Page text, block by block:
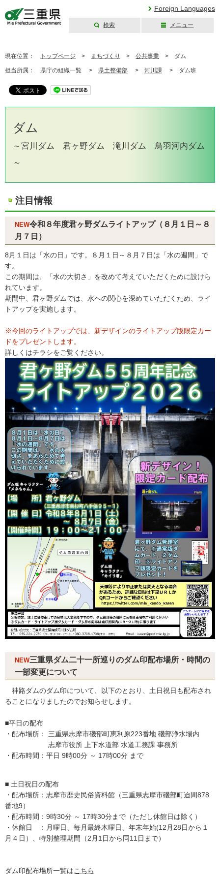
Foreign Languages
検索 メニュー
現在位置： トップページ > まちづくり > 公共事業 > ダム
担当所属： 県庁の組織一覧 > 県土整備部 > 河川課 > ダム班
ダム
～宮川ダム 君ヶ野ダム 滝川ダム 鳥羽河内ダム
～
注目情報
NEW令和８年度君ヶ野ダムライトアップ（８月１日～８
月７日）
8月１日は「水の日」です。８月１日～８月７日は「水の週間」で
す。
この期間は、「水の大切さ」を改めて考えていただくために設けら
れています。
期間中、君ヶ野ダムでは、水への関心を深めていただくため、ライ
トアップを実施します。
※今回のライトアップでは、新デザインのライトアップ版限定カー
ドをプレゼントします。
詳しくはチラシをご覧ください。
NEW三重県ダム二十一所巡りのダム印配布場所・時間の
一部変更について
神路ダムのダム印について、以下のとおり、土日祝日も配布され
ることになりましたのでお知らせします。
■平日の配布
・配布場所： 三重県志摩市磯部町恵利原223番地 磯部浄水場内
志摩市役所 上下水道部 水道工務課 事務所
・配布時間：平日 9時00分 ～ 17時00分 まで
■ 土日祝日の配布
・配布場所：志摩市歴史民俗資料館（三重県志摩市磯部町迫間878
番地9）
・配布時間：9時30分 ～ 17時30分まで（ただし休館日は除く）
・休館日 ：月曜日、毎月最終木曜日、年末年始(12月28日から１
月４日）、特別整理期間（2月1日から同11日まで）
ダム印配布場所一覧はこちら